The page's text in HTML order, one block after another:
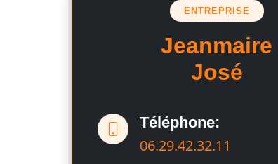
ENTREPRISE
Jeanmaire
José
Téléphone:
06.29.42.32.11